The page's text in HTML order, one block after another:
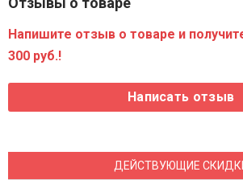
Напишите отзыв о товаре и
300 руб.!
ДЕЙСТВУЮЩИЕ